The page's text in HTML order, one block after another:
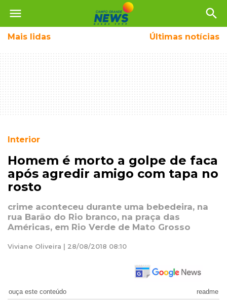
menu search
Mais lidas Últimas notícias
Interior
Homem é morto a golpe de faca
após agredir amigo com tapa no
rosto
crime aconteceu durante uma bebedeira, na
rua Barão do Rio branco, na praça das
Américas, em Rio Verde de Mato Grosso
Viviane Oliveira | 28/08/2018 08:10
ouça este conteúdo readme